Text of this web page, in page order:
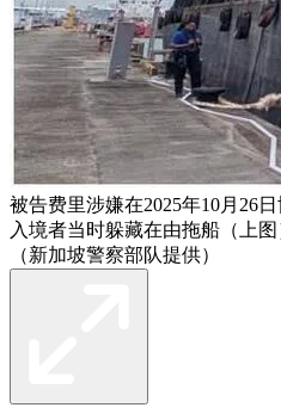
被告费里涉嫌在2025年10月26
入境者当时躲藏在由拖船（上
（新加坡警察部队提供）